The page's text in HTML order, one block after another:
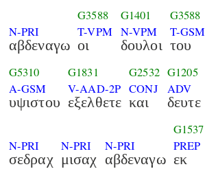
N-PRI
αβδεναγω
G3588
T-VPM
οι
G1401
N-VPM
δουλοι
G3588
T-GSM
του
G5310
A-GSM
υψιστου
G1831
V-AAD-2P
εξελθετε
G2532
CONJ
και
G1205
ADV
δευτε
N-PRI
σεδραχ
N-PRI
μισαχ
N-PRI
αβδεναγω
G1537
PREP
εκ